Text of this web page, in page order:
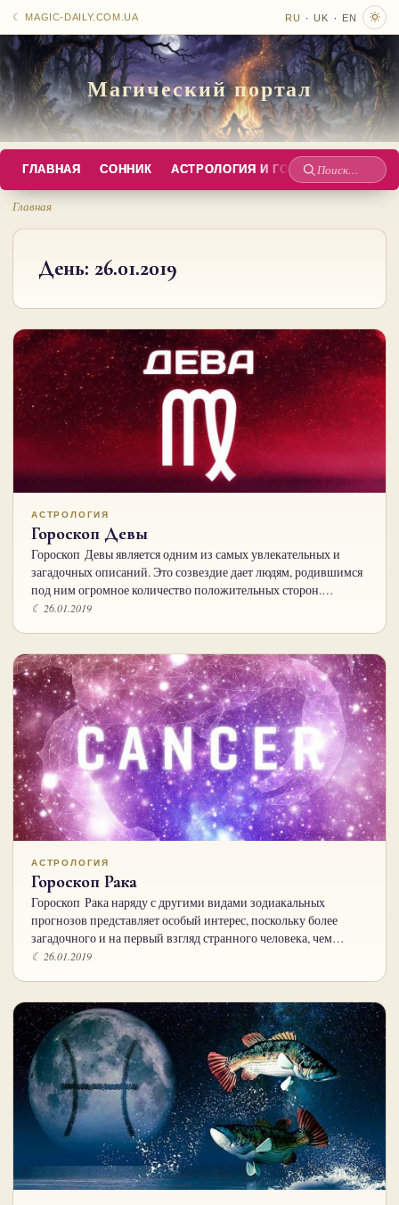
☾ MAGIC-DAILY.COM.UA RU · UK · EN
Магический портал
ГЛАВНАЯ СОННИК АСТРОЛОГИЯ И ГОРОСКОПЫ
Поиск
сайту
Главная
День: 26.01.2019
АСТРОЛОГИЯ
Гороскоп Девы
Гороскоп Девы является одним из самых увлекательных и
загадочных описаний. Это созвездие дает людям, родившимся
под ним огромное количество положительных сторон.…
☾ 26.01.2019
АСТРОЛОГИЯ
Гороскоп Рака
Гороскоп Рака наряду с другими видами зодиакальных
прогнозов представляет особый интерес, поскольку более
загадочного и на первый взгляд странного человека, чем…
☾ 26.01.2019